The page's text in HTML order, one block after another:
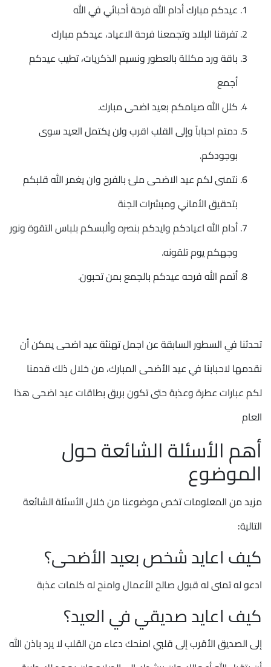
عيدكم مبارك أدام الله فرحة أحبائي في الله
تفرقنا البلاد وتجمعنا فرحة الاعياد، عيدكم مبارك
باقة ورد مكللة بالعطور ونسيم الذكريات، تطيب عيدكم
أجمع
كلل الله صيامكم بعيد اضحى مبارك.
دمتم احباباً وإلى القلب اقرب ولن يكتمل العيد سوى
بوجودكم.
نتمنى لكم عيد الاضحى ملئ بالفرح وان يغمر الله قلبكم
بتحقيق الأماني ومبشرات الجنة
أدام الله اعيادكم وايدكم بنصره وألبسكم بلباس التقوة ونور
وجهكم يوم تلقونه.
أتمم الله فرحه عيدكم بالجمع بمن تحبون.
تحدثنا في السطور السابقة عن اجمل تهنئة عيد اضحى يمكن أن
نقدمها لاحبابنا في عيد الأضحى المبارك، من خلال ذلك قدمنا
لكم عبارات عطرة وعذبة حتى تكون بريق بطاقات عيد اضحى هذا
العام
أهم الأسئلة الشائعة حول
الموضوع
مزيد من المعلومات تخص موضوعنا من خلال الأسئلة الشائعة
التالية:
كيف اعايد شخص بعيد الأضحى؟
ادعو له تمنى له قبول صالح الأعمال وامنح له كلمات عذبة
كيف اعايد صديقي في العيد؟
إلى الصديق الأقرب إلى قلبي امنحك دعاء من القلب لا يرد باذن الله